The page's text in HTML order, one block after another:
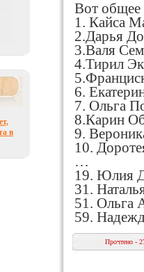
в
Вот общее
1. Кайса
2.Дарья
3.Валя
4.Тирил
6.
7. Ольга
8.Карин
9.
10.
…
19. Юлия
31.
51. Ольга
59.
Прочтено -